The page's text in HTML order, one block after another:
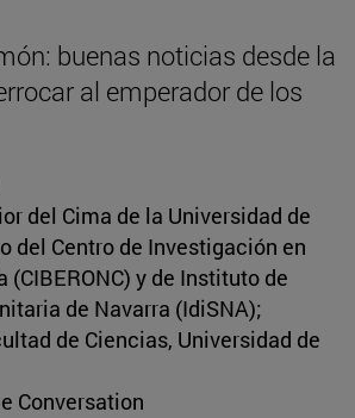
buenas noticias desde la
al emperador de los
del Cima de la Universidad de
del Centro de Investigación en
(CIBERONC) y de Instituto de
de Navarra (IdiSNA);
de Ciencias, Universidad de
Conversation